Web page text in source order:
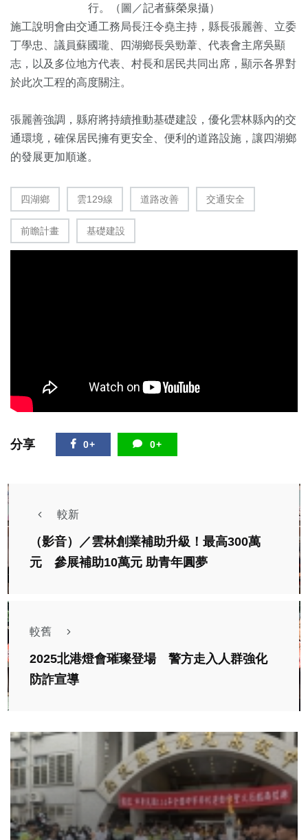
行。（圖／記者蘇榮泉攝）
施工說明會由交通工務局長汪令堯主持，縣長張麗善、立委
丁學忠、議員蘇國瓏、四湖鄉長吳勁葦、代表會主席吳顯
志，以及多位地方代表、村長和居民共同出席，顯示各界對
於此次工程的高度關注。
張麗善強調，縣府將持續推動基礎建設，優化雲林縣內的交
通環境，確保居民擁有更安全、便利的道路設施，讓四湖鄉
的發展更加順遂。
四湖鄉 雲129線 道路改善 交通安全
前瞻計畫 基礎建設
分享 0+ 0+
較新
（影音）／雲林創業補助升級！最高300萬
元 參展補助10萬元 助青年圓夢
較舊
2025北港燈會璀璨登場 警方走入人群強化
防詐宣導